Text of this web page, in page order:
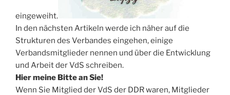
eingeweiht.
In den nächsten Artikeln werde ich näher auf die
Strukturen des Verbandes eingehen, einige
Verbandsmitglieder nennen und über die Entwicklung
und Arbeit der VdS schreiben.
Hier meine Bitte an Sie!
Wenn Sie Mitglied der VdS der DDR waren, Mitglieder